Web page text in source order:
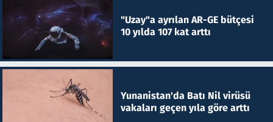
"Uzay"a ayrılan AR-GE bütçesi
10 yılda 107 kat arttı
Yunanistan'da Batı Nil virüsü
vakaları geçen yıla göre arttı